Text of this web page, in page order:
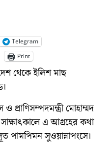
Telegram
Print
থেকে ইলিশ মাছ
প্রাণিসম্পদমন্ত্রী মোহাম্মদ
এ আগ্রহের কথা
পামপিমন সুওয়ান্নাপংসে।